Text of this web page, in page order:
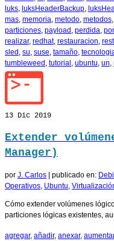
luks, luksHeaderBackup,
mas, memoria, metodo, metodos,
particiones, payload , perdida, por
realizar, redhat, restauracion,
sled , su, suse, tamaño,
tumbleweed , tutorial , ubuntu, un,
13 Dic 2019
Extender
Manager)
por J. Carlos | publicado en:
Operativos Ubuntu
Cómo extender volúmenes
particiones lógicas existentes,
agregar, añadir, anexar, aumentar